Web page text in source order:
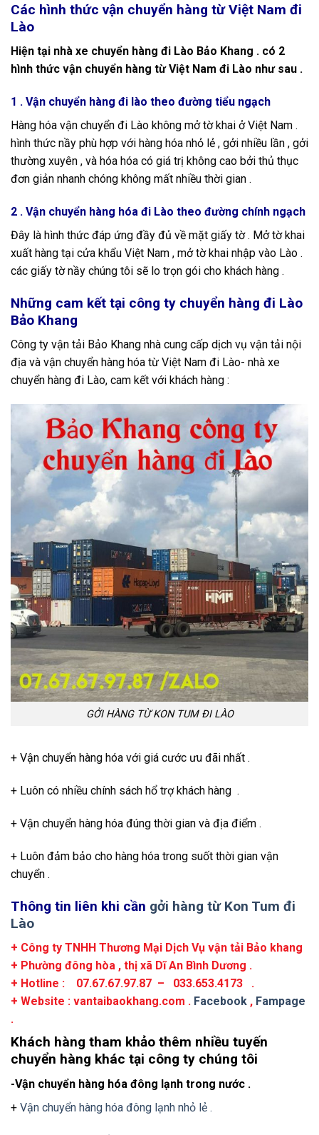
Các hình thức vận chuyển hàng từ Việt Nam đi
Lào
Hiện tại nhà xe chuyển hàng đi Lào Bảo Khang . có 2
hình thức vận chuyển hàng từ Việt Nam đi Lào như sau .
1 . Vận chuyển hàng đi lào theo đường tiểu ngạch
Hàng hóa vận chuyển đi Lào không mở tờ khai ở Việt Nam .
hình thức nầy phù hợp với hàng hóa nhỏ lẻ , gởi nhiều lần , gởi
thường xuyên , và hóa hóa có giá trị không cao bởi thủ thục
đơn giản nhanh chóng không mất nhiều thời gian .
2 . Vận chuyển hàng hóa đi Lào theo đường chính ngạch
Đây là hình thức đáp ứng đầy đủ về mặt giấy tờ . Mở tờ khai
xuất hàng tại cửa khẩu Việt Nam , mở tờ khai nhập vào Lào .
các giấy tờ nầy chúng tôi sẽ lo trọn gói cho khách hàng .
Những cam kết tại công ty chuyển hàng đi Lào
Bảo Khang
Công ty vận tải Bảo Khang nhà cung cấp dịch vụ vận tải nội
địa và vận chuyển hàng hóa từ Việt Nam đi Lào- nhà xe
chuyển hàng đi Lào, cam kết với khách hàng :
GỞI HÀNG TỪ KON TUM ĐI LÀO
+ Vận chuyển hàng hóa với giá cước ưu đãi nhất .
+ Luôn có nhiều chính sách hổ trợ khách hàng .
+ Vận chuyển hàng hóa đúng thời gian và địa điểm .
+ Luôn đảm bảo cho hàng hóa trong suốt thời gian vận
chuyển .
Thông tin liên khi cần gởi hàng từ Kon Tum đi
Lào
+ Công ty TNHH Thương Mại Dịch Vụ vận tải Bảo khang
+ Phường đông hòa , thị xã Dĩ An Bình Dương .
+ Hotline : 07.67.67.97.87 – 033.653.4173 .
+ Website : vantaibaokhang.com . Facebook , Fampage
.
Khách hàng tham khảo thêm nhiều tuyến
chuyển hàng khác tại công ty chúng tôi
-Vận chuyển hàng hóa đông lạnh trong nước .
+ Vận chuyển hàng hóa đông lạnh nhỏ lẻ .